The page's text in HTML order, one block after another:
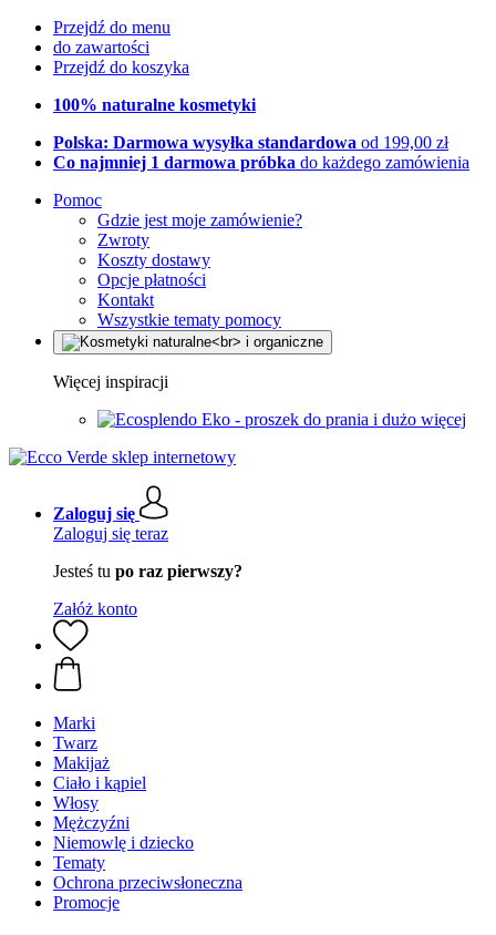
Przejdź do menu
do zawartości
Przejdź do koszyka
100% naturalne kosmetyki
Polska: Darmowa wysyłka standardowa od 199,00 zł
Co najmniej 1 darmowa próbka do każdego zamówienia
Pomoc
Gdzie jest moje zamówienie?
Zwroty
Koszty dostawy
Opcje płatności
Kontakt
Wszystkie tematy pomocy
Więcej inspiracji
Eko - proszek do prania i dużo więcej
Zaloguj się
Zaloguj się teraz
Jesteś tu po raz pierwszy?
Załóż konto
Marki
Twarz
Makijaż
Ciało i kąpiel
Włosy
Mężczyźni
Niemowlę i dziecko
Tematy
Ochrona przeciwsłoneczna
Promocje